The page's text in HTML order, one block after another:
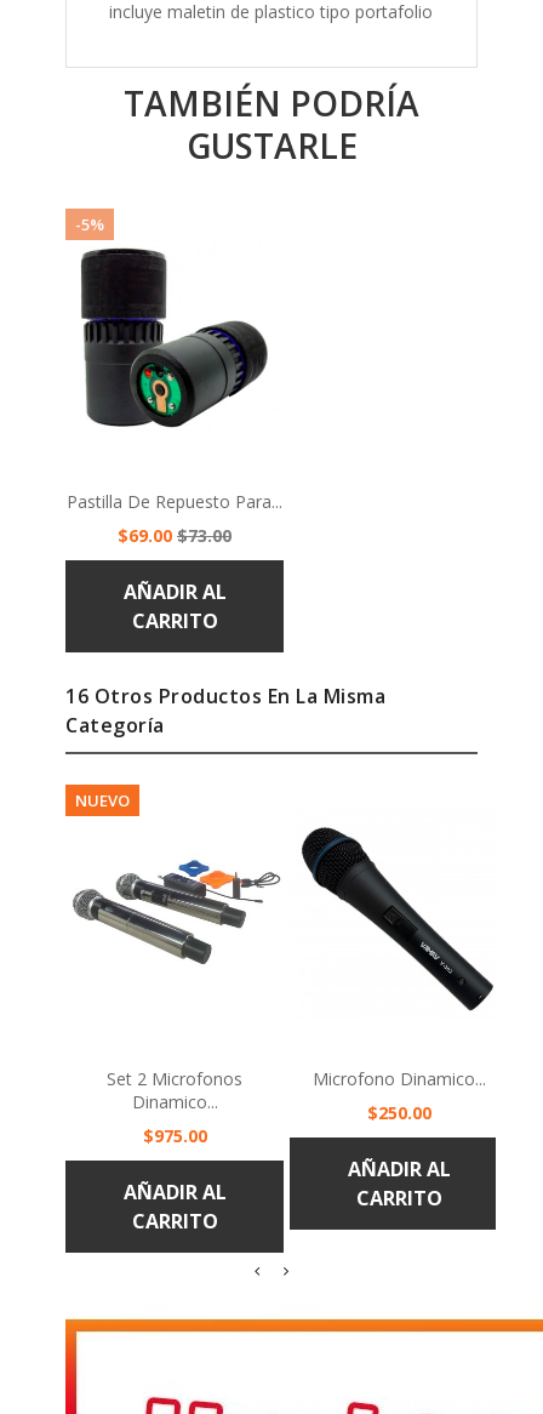
TAMBIÉN PODRÍA
GUSTARLE
Precio
$69.00Precio
base
$73.00
AÑADIR AL
CARRITO
Categoría
Dinamico...
Precio
$975.00
AÑADIR AL
CARRITO
Precio
$250.00
AÑADIR AL
CARRITO